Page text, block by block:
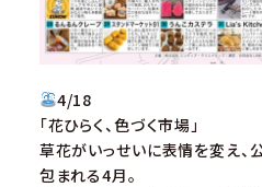
4/18
「花ひらく、色づく市場」
草花がいっせいに表情を変え
包まれる4月。